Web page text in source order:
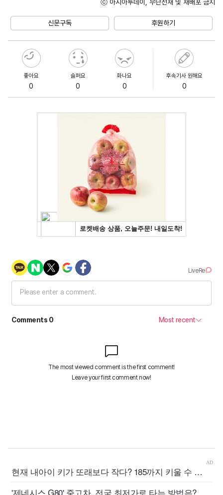
ⓒ 아시아투데이, 무단전재 및 재배포 금지
신문구독 후원하기
좋아요
0
슬퍼요
0
화나요
0
후속기사 원해요
0